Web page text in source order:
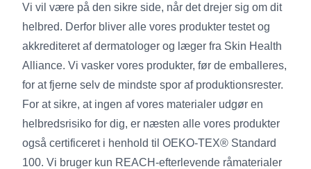
Vi vil være på den sikre side, når det drejer sig om dit
helbred. Derfor bliver alle vores produkter testet og
akkrediteret af dermatologer og læger fra Skin Health
Alliance. Vi vasker vores produkter, før de emballeres,
for at fjerne selv de mindste spor af produktionsrester.
For at sikre, at ingen af vores materialer udgør en
helbredsrisiko for dig, er næsten alle vores produkter
også certificeret i henhold til OEKO-TEX® Standard
100. Vi bruger kun REACH-efterlevende råmaterialer